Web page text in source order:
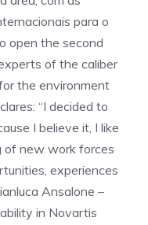
para o
open the second
of the caliber
the environment
“I decided to
I believe it, I like
of new work forces
experiences
Ansalone –
in Novartis